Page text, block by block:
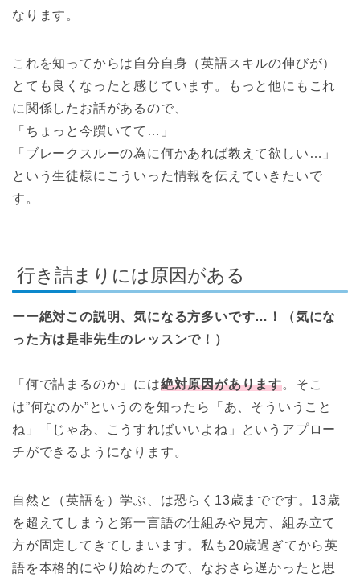
なります。
これを知ってからは自分自身（英語スキルの伸びが）
とても良くなったと感じています。もっと他にもこれ
に関係したお話があるので、
「ちょっと今躓いてて…」
「ブレークスルーの為に何かあれば教えて欲しい…」
という生徒様にこういった情報を伝えていきたいで
す。
行き詰まりには原因がある
ーー絶対この説明、気になる方多いです…！（気にな
った方は是非先生のレッスンで！）
「何で詰まるのか」には絶対原因があります。そこ
は”何なのか”というのを知ったら「あ、そういうこと
ね」「じゃあ、こうすればいいよね」というアプロー
チができるようになります。
自然と（英語を）学ぶ、は恐らく13歳までです。13歳
を超えてしまうと第一言語の仕組みや見方、組み立て
方が固定してきてしまいます。私も20歳過ぎてから英
語を本格的にやり始めたので、なおさら遅かったと思